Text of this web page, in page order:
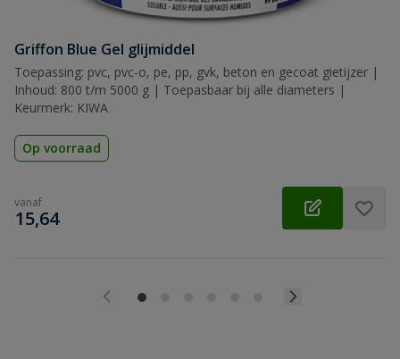
Griffon Blue Gel glijmiddel
Toepassing: pvc, pvc-o, pe, pp, gvk, beton en gecoat gietijzer |
Inhoud: 800 t/m 5000 g | Toepasbaar bij alle diameters |
Keurmerk: KIWA
Op voorraad
vanaf
€
15,64